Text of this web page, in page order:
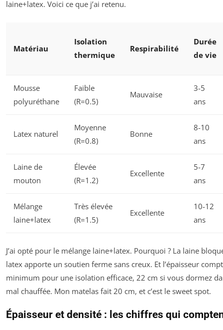
laine+latex. Voici ce que j’ai retenu.
Matériau
Isolation
thermique
Respirabilité
Durée
de vie
Mousse
polyuréthane
Faible
(R=0.5)
Mauvaise
3-5
ans
Latex naturel
Moyenne
(R=0.8)
Bonne
8-10
ans
Laine de
mouton
Élevée
(R=1.2)
Excellente
5-7
ans
Mélange
laine+latex
Très élevée
(R=1.5)
Excellente
10-12
ans
J’ai opté pour le mélange laine+latex. Pourquoi ? La laine
latex apporte un soutien ferme sans creux. Et l’épaisseur
minimum pour une isolation efficace, 22 cm si vous dormez
mal chauffée. Mon matelas fait 20 cm, et c’est le sweet spot.
Épaisseur et densité : les chiffres qui